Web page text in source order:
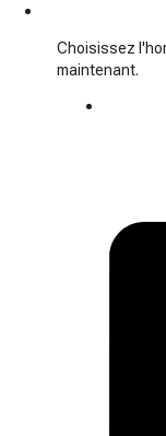
Choisissez
maintenant.